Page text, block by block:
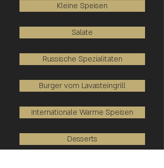
Kleine Speisen
Salate
Russische Spezialitäten
Burger vom Lavasteingrill
Internationale Warme Speisen
Desserts